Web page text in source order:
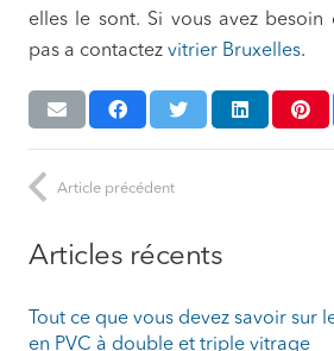
elles le sont. Si vous avez besoin
pas a contactez vitrier Bruxelles.
Article précédent
Articles récents
Tout ce que vous devez savoir sur
en PVC à double et triple vitrage